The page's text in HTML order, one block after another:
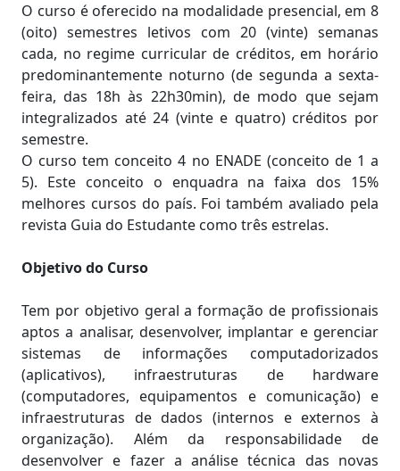
O curso é oferecido na modalidade presencial, em 8
(oito) semestres letivos com 20 (vinte) semanas
cada, no regime curricular de créditos, em horário
predominantemente noturno (de segunda a sexta-
feira, das 18h às 22h30min), de modo que sejam
integralizados até 24 (vinte e quatro) créditos por
semestre.
O curso tem conceito 4 no ENADE (conceito de 1 a
5). Este conceito o enquadra na faixa dos 15%
melhores cursos do país. Foi também avaliado pela
revista Guia do Estudante como três estrelas.
Objetivo do Curso
Tem por objetivo geral a formação de profissionais
aptos a analisar, desenvolver, implantar e gerenciar
sistemas de informações computadorizados
(aplicativos), infraestruturas de hardware
(computadores, equipamentos e comunicação) e
infraestruturas de dados (internos e externos à
organização). Além da responsabilidade de
desenvolver e fazer a análise técnica das novas